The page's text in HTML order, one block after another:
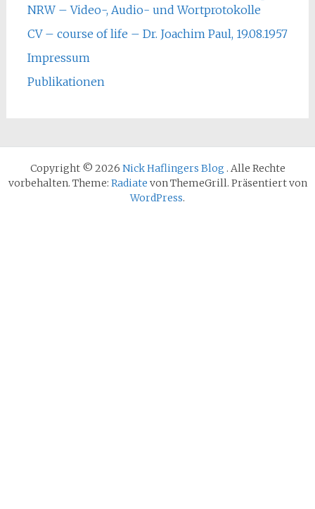
NRW – Video-, Audio- und Wortprotokolle
CV – course of life – Dr. Joachim Paul, 19.08.1957
Impressum
Publikationen
Copyright © 2026 Nick Haflingers Blog . Alle Rechte
vorbehalten. Theme: Radiate von ThemeGrill. Präsentiert von
WordPress.